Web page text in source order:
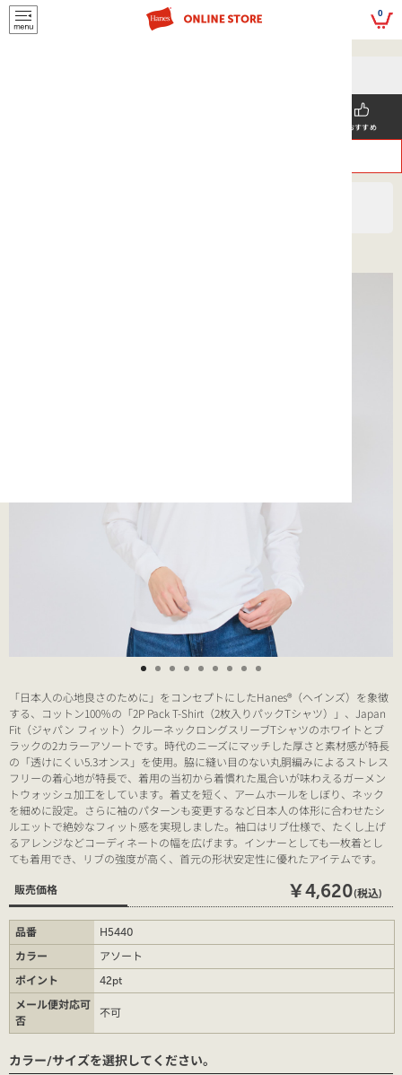
script> 0
おすすめ
「日本人の心地良さのために」をコンセプトにしたHanes®（ヘインズ）を象徴
する、コットン100％の「2P Pack T-Shirt（2枚入りパックTシャツ）」、Japan
Fit（ジャパン フィット）クルーネックロングスリーブTシャツのホワイトとブ
ラックの2カラーアソートです。時代のニーズにマッチした厚さと素材感が特長
の「透けにくい5.3オンス」を使用。脇に縫い目のない丸胴編みによるストレス
フリーの着心地が特長で、着用の当初から着慣れた風合いが味わえるガーメン
トウォッシュ加工をしています。着丈を短く、アームホールをしぼり、ネック
を細めに設定。さらに袖のパターンも変更するなど日本人の体形に合わせたシ
ルエットで絶妙なフィット感を実現しました。袖口はリブ仕様で、たくし上げ
るアレンジなどコーディネートの幅を広げます。インナーとしても一枚着とし
ても着用でき、リブの強度が高く、首元の形状安定性に優れたアイテムです。
販売価格 ￥4,620(税込)
品番
H5440
カラー
アソート
ポイント
42pt
メール便対応可
否
不可
カラー/サイズを選択してください。